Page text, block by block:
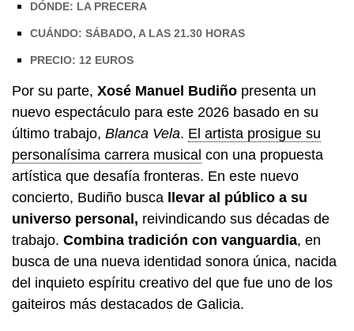
DÓNDE: LA PRECERA
CUÁNDO: SÁBADO, A LAS 21.30 HORAS
PRECIO: 12 EUROS
Por su parte, Xosé Manuel Budiño presenta un
nuevo espectáculo para este 2026 basado en su
último trabajo, Blanca Vela. El artista prosigue su
personalísima carrera musical con una propuesta
artística que desafía fronteras. En este nuevo
concierto, Budiño busca
llevar al público a su
universo personal, reivindicando sus décadas de
trabajo. Combina tradición con vanguardia, en
busca de una nueva identidad sonora única, nacida
del inquieto espíritu creativo del que fue uno de los
gaiteiros más destacados de Galicia.